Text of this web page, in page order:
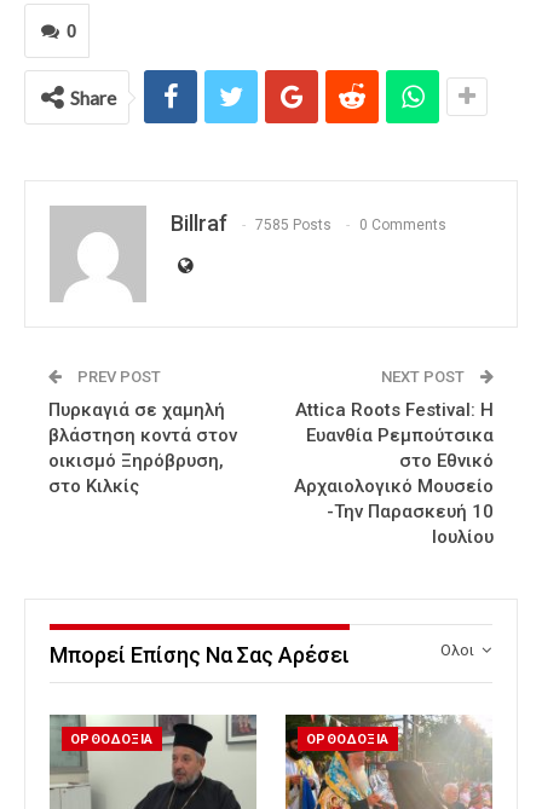
0
Share
Billraf 7585 Posts 0 Comments
PREV POST
Πυρκαγιά σε χαμηλή
βλάστηση κοντά στον
οικισμό Ξηρόβρυση,
στο Κιλκίς
NEXT POST
Attica Roots Festival: Η
Ευανθία Ρεμπούτσικα
στο Εθνικό
Αρχαιολογικό Μουσείο
-Την Παρασκευή 10
Ιουλίου
Ολοι
Μπορεί Επίσης Να Σας Αρέσει
ΟΡΘΟΔΟΞΙΑ ΟΡΘΟΔΟΞΙΑ